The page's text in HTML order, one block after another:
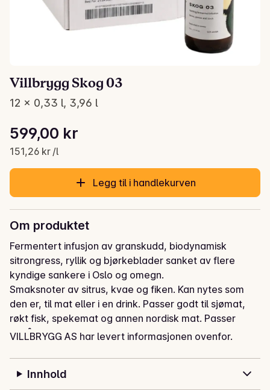
Villbrygg Skog 03
12 x 0,33 l, 3,96 l
Gjeldende pris er: 599,00 kr
599,00 kr
151,26 kr /l
Stykkpris: 151,26 kr /l
Legg til i handlekurven
Om produktet
Fermentert infusjon av granskudd, biodynamisk
sitrongress, ryllik og bjørkeblader sanket av flere
kyndige sankere i Oslo og omegn.
Smaksnoter av sitrus, kvae og fiken. Kan nytes som
den er, til mat eller i en drink. Passer godt til sjømat,
røkt fisk, spekemat og annen nordisk mat. Passer
også godt til asiatiske smaker som sushi, thai,
VILLBRYGG AS har levert informasjonen ovenfor.
Innhold